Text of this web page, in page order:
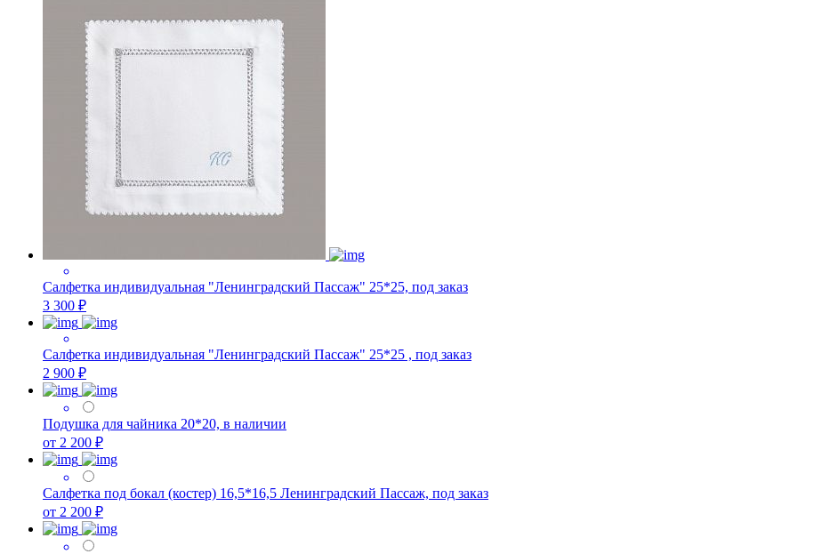
Салфетка индивидуальная "Ленинградский Пассаж" 25*25, под заказ
3 300 ₽
Салфетка индивидуальная "Ленинградский Пассаж" 25*25 , под заказ
2 900 ₽
Подушка для чайника 20*20, в наличии
от 2 200 ₽
Салфетка под бокал (костер) 16,5*16,5 Ленинградский Пассаж, под заказ
от 2 200 ₽